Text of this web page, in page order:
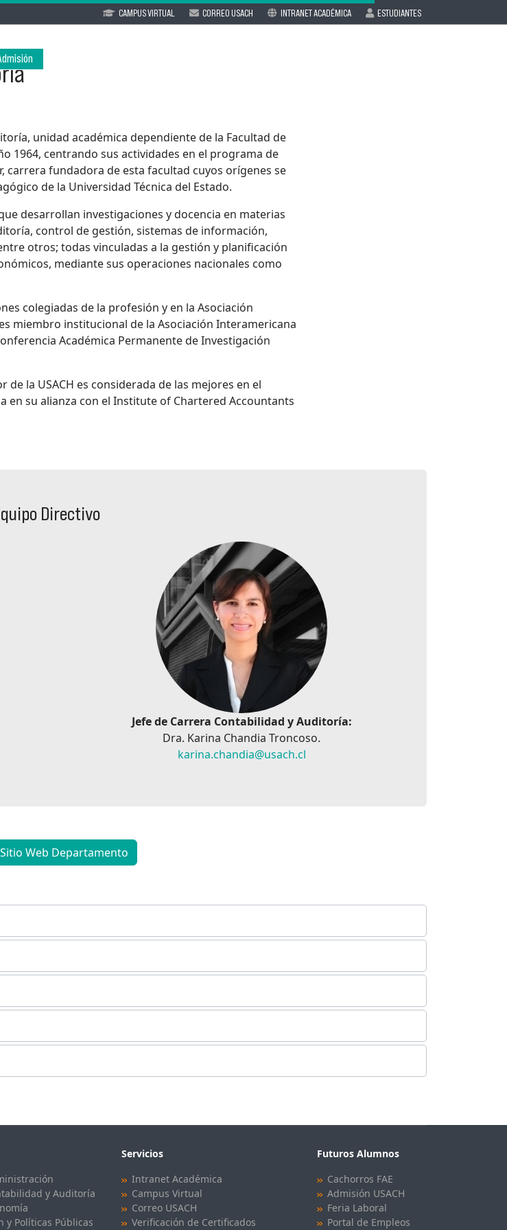
CAMPUS VIRTUAL CORREO USACH INTRANET ACADÉMICA ESTUDIANTES
unidad académica dependiente de la Facultad de
1964, centrando sus actividades en el programa de
carrera fundadora de esta facultad cuyos orígenes se
de la Universidad Técnica del Estado.
desarrollan investigaciones y docencia en materias
control de gestión, sistemas de información,
otros; todas vinculadas a la gestión y planificación
mediante sus operaciones nacionales como
colegiadas de la profesión y en la Asociación
miembro institucional de la Asociación Interamericana
Académica Permanente de Investigación
la USACH es considerada de las mejores en el
en su alianza con el Institute of Chartered Accountants
Directivo
Jefe de Carrera Contabilidad y Auditoría:
Dra. Karina Chandia Troncoso.
karina.chandia@usach.cl
Web Departamento
y Auditoría
y Políticas Públicas
Servicios
Intranet Académica
Campus Virtual
Correo USACH
Verificación de Certificados
Futuros Alumnos
Cachorros FAE
Admisión USACH
Feria Laboral
Portal de Empleos